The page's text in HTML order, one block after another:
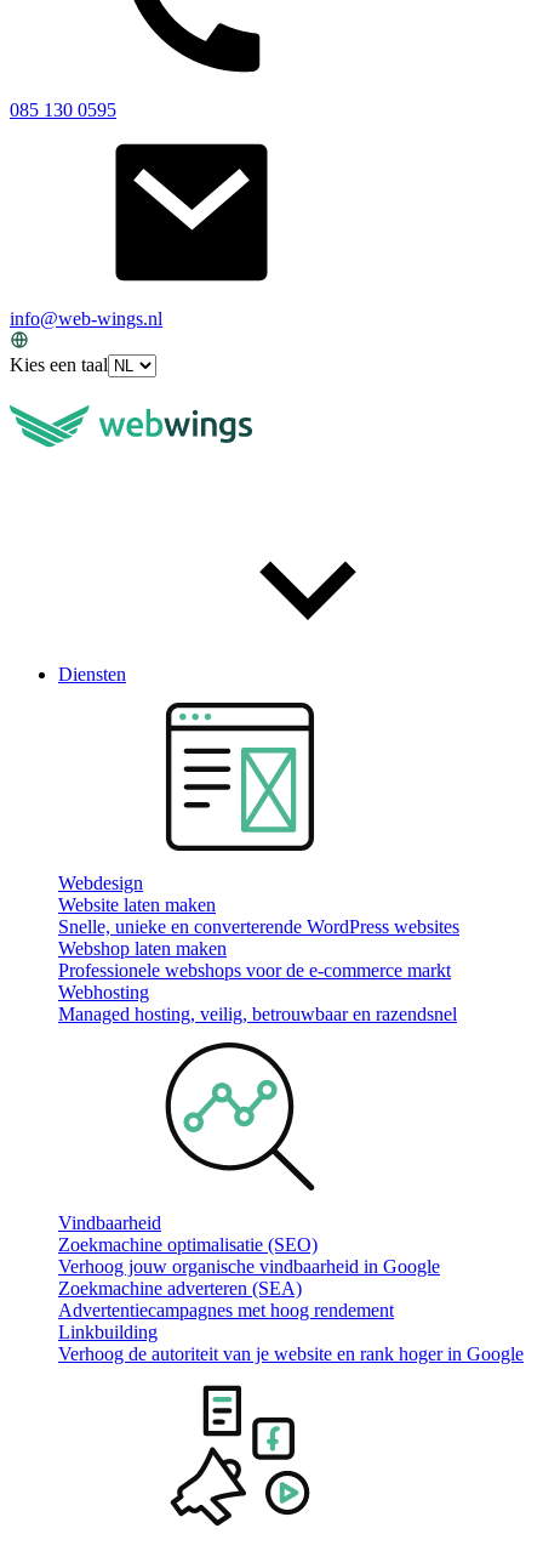
085 130 0595
info@web-wings.nl
Kies een taal
Diensten
Webdesign
Website laten maken
Snelle, unieke en converterende WordPress websites
Webshop laten maken
Professionele webshops voor de e-commerce markt
Webhosting
Managed hosting, veilig, betrouwbaar en razendsnel
Vindbaarheid
Zoekmachine optimalisatie (SEO)
Verhoog jouw organische vindbaarheid in Google
Zoekmachine adverteren (SEA)
Advertentiecampagnes met hoog rendement
Linkbuilding
Verhoog de autoriteit van je website en rank hoger in Google